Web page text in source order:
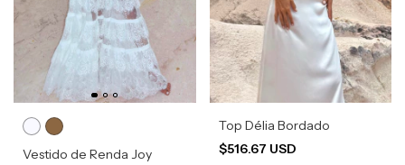
Vestido de Renda Joy
Top Délia Bordado
$516.67 USD